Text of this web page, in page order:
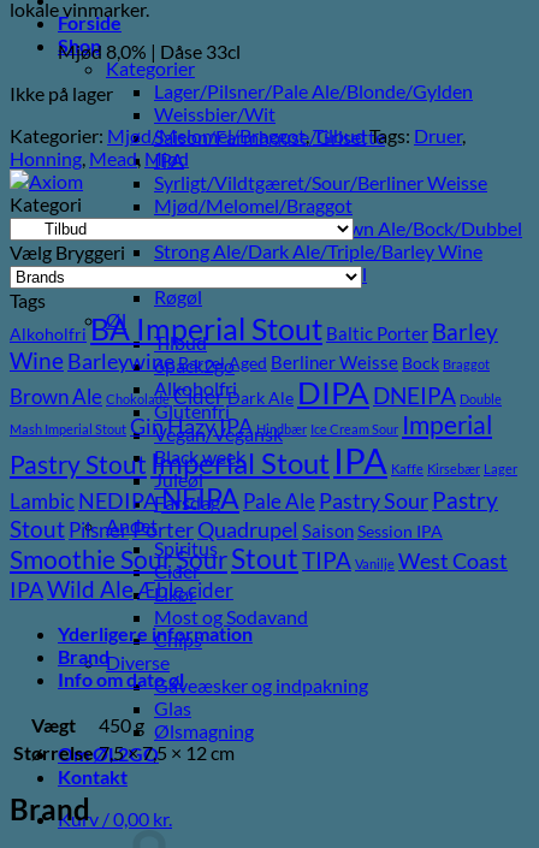
Forside
Shop
Kategorier
Lager/Pilsner/Pale Ale/Blonde/Gylden
Weissbier/Wit
Saison/Farmhouse/Grisette
IPA
Syrligt/Vildtgæret/Sour/Berliner Weisse
Mjød/Melomel/Braggot
Red Ale/Amber Ale/Brown Ale/Bock/Dubbel
Strong Ale/Dark Ale/Triple/Barley Wine
Porter/Stouts/Quadrupel
Røgøl
Øl
Tilbud
6pack2go
Alkoholfri
Glutenfri
Vegan/Vegansk
Black week
Juleøl
Farsdag
Andet
Spiritus
Cider
Likør
Most og Sodavand
Chips
Diverse
Gaveæsker og indpakning
Glas
Ølsmagning
Om ØL2GO
Kontakt
Kurv /0,00 kr.
var:
69,00 kr..
lokale vinmarker.
Mjød 8,0% | Dåse 33cl
Ikke på lager
Kategorier: Mjød/Melomel/Braggot,TilbudTags: Druer,
Honning, Mead, Mjød
Kategori
Vælg Bryggeri
Tags
Alkoholfri BA Imperial Stout Baltic Porter Barley
Wine BarleywineBarrel Aged Berliner Weisse Bock Braggot
Brown Ale Chokolade CiderDark Ale DIPA DNEIPA Double
Mash Imperial Stout GinHazy IPA Hindbær Ice Cream Sour Imperial
Pastry Stout Imperial Stout IPA Kaffe Kirsebær Lager
Lambic NEDIPANEIPA Pale Ale Pastry Sour Pastry
Stout PilsnerPorterQuadrupel SaisonSession IPA
Smoothie SourSourStoutTIPA Vanilje West Coast
IPAWild Ale Æble cider
Yderligere information
Brand
Info om dato øl
Vægt
450 g
Størrelse 7,5 × 7,5 × 12 cm
Brand